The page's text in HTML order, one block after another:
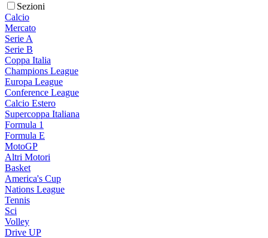
Sezioni
Calcio
Mercato
Serie A
Serie B
Coppa Italia
Champions League
Europa League
Conference League
Calcio Estero
Supercoppa Italiana
Formula 1
Formula E
MotoGP
Altri Motori
Basket
America's Cup
Nations League
Tennis
Sci
Volley
Drive UP